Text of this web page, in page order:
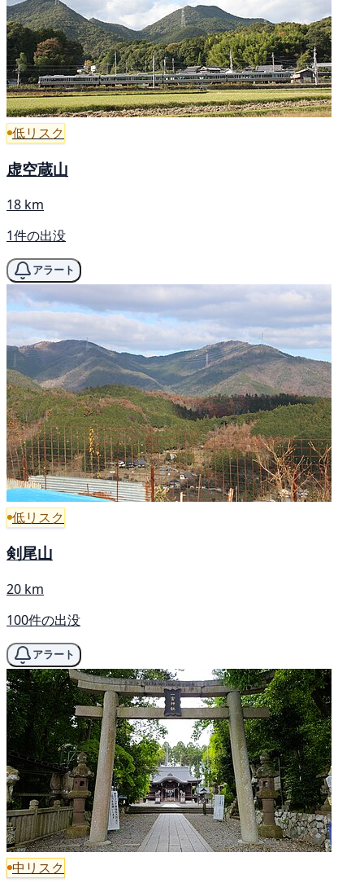
低リスク
虚空蔵山
18 km
1件の出没
アラート
低リスク
剣尾山
20 km
100件の出没
アラート
中リスク